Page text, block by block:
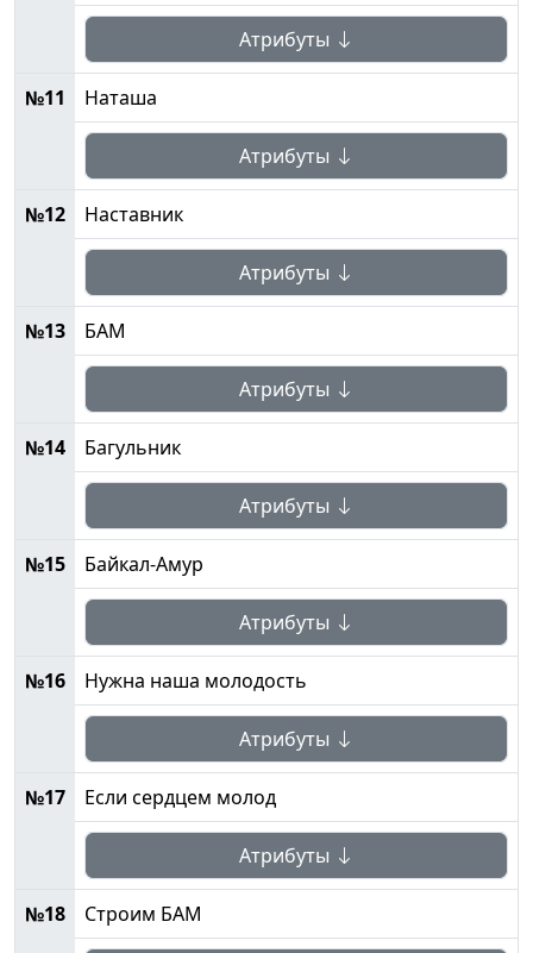
Атрибуты
№11 Наташа
Атрибуты
№12 Наставник
Атрибуты
№13 БАМ
Атрибуты
№14 Багульник
Атрибуты
№15 Байкал-Амур
Атрибуты
№16 Нужна наша молодость
Атрибуты
№17 Если сердцем молод
Атрибуты
№18 Строим БАМ